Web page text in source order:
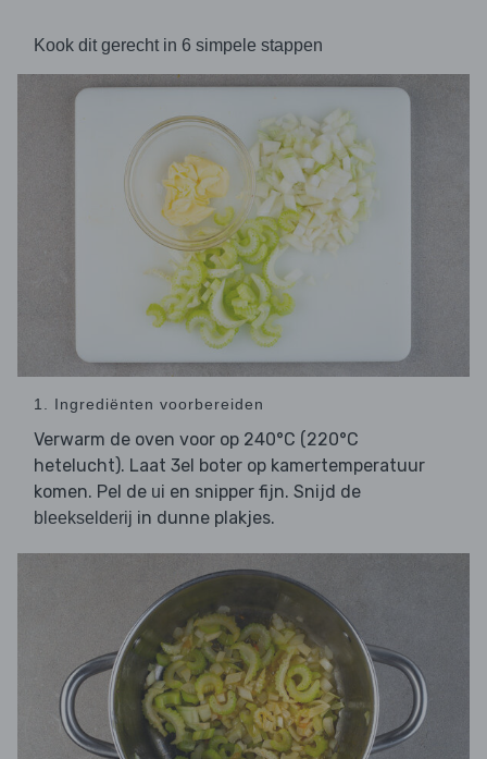
Kook dit gerecht in 6 simpele stappen
1. Ingrediënten voorbereiden
Verwarm de oven voor op 240°C (220°C
hetelucht). Laat 3el boter op kamertemperatuur
komen. Pel de ui en snipper fijn. Snijd de
bleekselderij in dunne plakjes.